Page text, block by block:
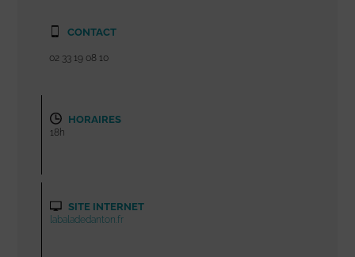
CONTACT
02 33 19 08 10
HORAIRES
18h
SITE INTERNET
labaladedanton.fr